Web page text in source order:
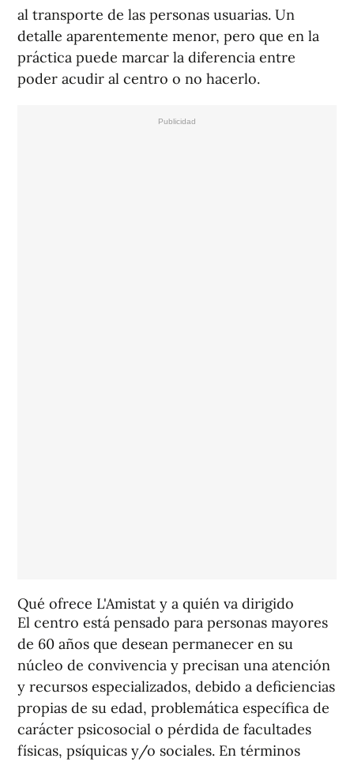
al transporte de las personas usuarias. Un
detalle aparentemente menor, pero que en la
práctica puede marcar la diferencia entre
poder acudir al centro o no hacerlo.
Qué ofrece L'Amistat y a quién va dirigido
El centro está pensado para personas mayores
de 60 años que desean permanecer en su
núcleo de convivencia y precisan una atención
y recursos especializados, debido a deficiencias
propias de su edad, problemática específica de
carácter psicosocial o pérdida de facultades
físicas, psíquicas y/o sociales. En términos